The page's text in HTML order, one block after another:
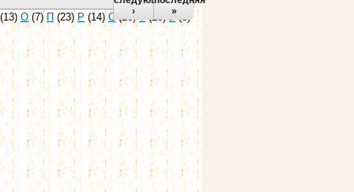
›
»
О(7) П (23) Р (14) С (26) У(6)